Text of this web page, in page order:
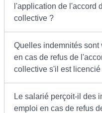
l'application de l'accord
collective ?
Quelles indemnités sont
en cas de refus de
collective s'il est
Le salarié perçoit-il des
emploi en cas de refus